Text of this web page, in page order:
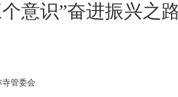
意识”奋进振兴之
管委会